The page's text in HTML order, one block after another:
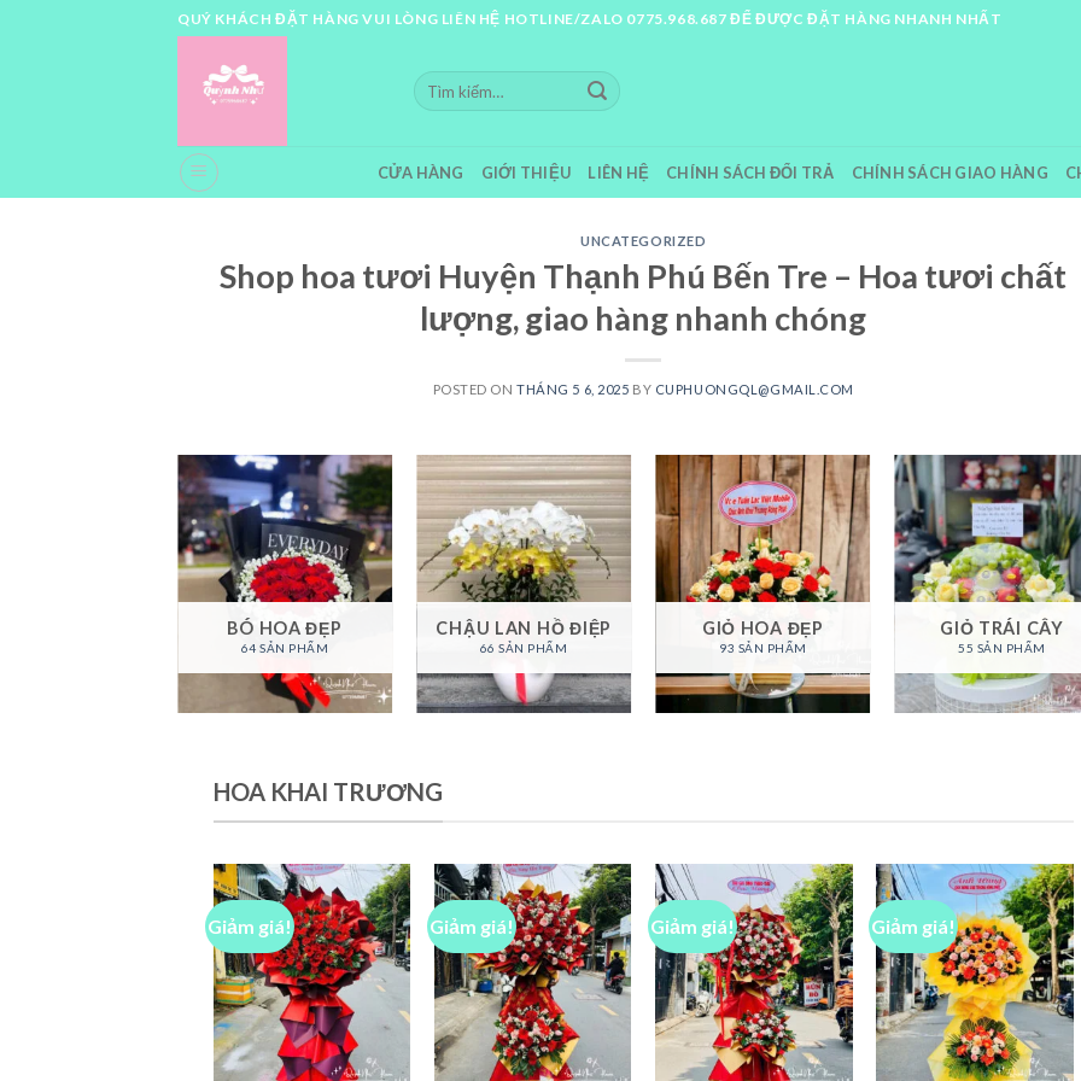
QUÝ KHÁCH ĐẶT HÀNG VUI LÒNG LIÊN HỆ HOTLINE/ZALO 0775.968.687 ĐỂ ĐƯỢC ĐẶT HÀNG NHANH NHẤT
Tìm
kiếm:
CỬA HÀNG GIỚI THIỆU LIÊN HỆ CHÍNH SÁCH ĐỔI TRẢ CHÍNH SÁCH GIAO HÀNG
UNCATEGORIZED
Shop hoa tươi Huyện Thạnh Phú Bến Tre – Hoa tươi chất
lượng, giao hàng nhanh chóng
POSTED ONTHÁNG 5 6, 2025 BY CUPHUONGQL@GMAIL.COM
BÓ HOA ĐẸP
64 SẢN PHẨM
CHẬU LAN HỒ ĐIỆP
66 SẢN PHẨM
GIỎ HOA ĐẸP
93 SẢN PHẨM
GIỎ TRÁI CÂY
55 SẢN PHẨM
HOA KHAI TRƯƠNG
Giảm giá! Giảm giá! Giảm giá! Giảm giá!